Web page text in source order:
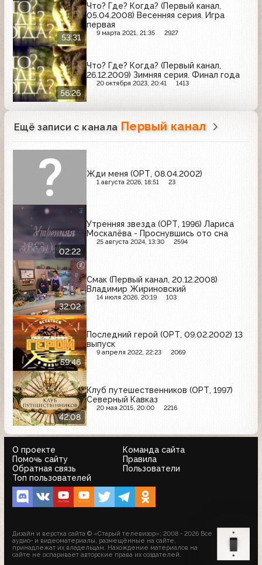
53:31
Что? Где? Когда? (Первый канал,
05.04.2008) Весенняя серия. Игра
первая
9 марта 2021, 21:35 2927
56:26
Что? Где? Когда? (Первый канал,
26.12.2009) Зимняя серия. Финал года
20 октября 2023, 20:41 1413
Ещё записи с канала Первый канал
Жди меня (ОРТ, 08.04.2002)
1 августа 2026, 18:51 23
02:22
Утренняя звезда (ОРТ, 1996) Лариса
Москалёва - Проснувшись ото сна
25 августа 2024, 13:30 2594
32:02
Смак (Первый канал, 20.12.2008)
Владимир Жириновский
14 июля 2026, 20:19 103
59:46
Последний герой (ОРТ, 09.02.2002) 13
выпуск
9 апреля 2022, 22:23 2069
42:08
Клуб путешественников (ОРТ, 1997)
Северный Кавказ
20 мая 2015, 20:00 2216
О проекте
Команда сайта
Помочь сайту
Правила
Обратная связь
Пользователи
Топ пользователей
Дизайн и верстка сайта © «Старый телевизор»; 2008 - 2026 Все
аудио- и видеоматериалы, размещённые на сайте,
принадлежат их владельцам. Нахождение материалов на
сайте не оспаривает авторские права их создателей.